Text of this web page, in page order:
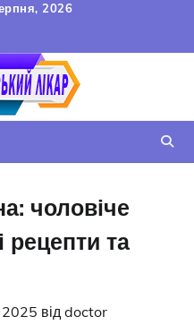
2026
КОРИСТУВАЧА
чоловіче
рецепти та
2025 від doctor